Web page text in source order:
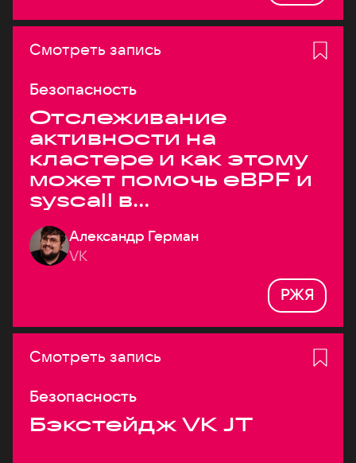
Смотреть запись
Безопасность
Отслеживание
активности на
кластере и как этому
может помочь eBPF и
syscall в
высоконагруженных
системах
Александр Герман
VK
РЖЯ
Смотреть запись
Безопасность
Бэкстейдж VK JT